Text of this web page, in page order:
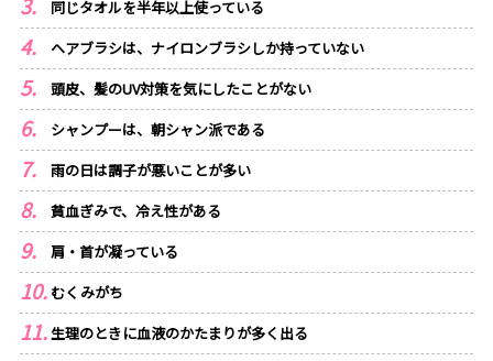
同じタオルを半年以上使っている
ヘアブラシは、ナイロンブラシしか持っていない
頭皮、髪のUV対策を気にしたことがない
シャンプーは、朝シャン派である
雨の日は調子が悪いことが多い
貧血ぎみで、冷え性がある
肩・首が凝っている
むくみがち
生理のときに血液のかたまりが多く出る